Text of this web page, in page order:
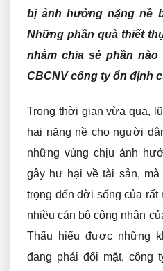
bị ảnh hưởng nặng nề
Những phần quà thiết
nhằm chia sẻ phần
CBCNV công ty ổn định
Trong thời gian vừa qua,
hại nặng nề cho người
những vùng chịu ảnh
gây hư hại về tài sản,
trọng đến đời sống của
nhiều cán bộ công nhân
Thấu hiểu được những
đang phải đối mặt, công